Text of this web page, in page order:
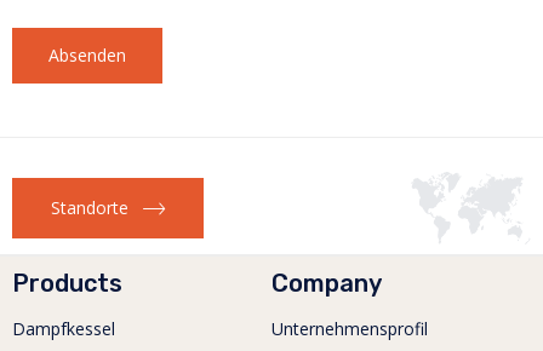
Standorte
Products
Dampfkessel
Company
Unternehmensprofil